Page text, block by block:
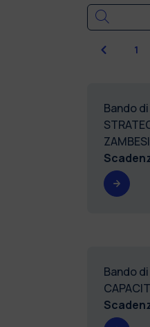
1
Bando
Bando